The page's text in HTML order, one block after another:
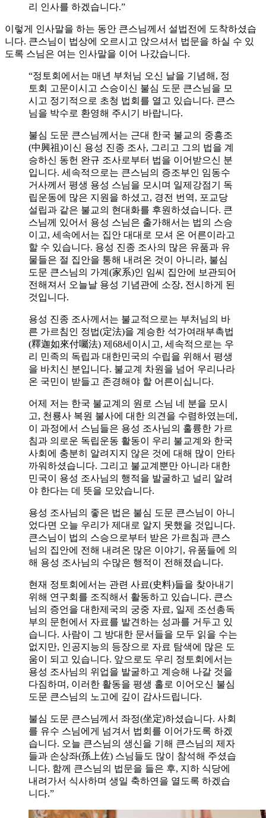
리 인사를 하겠습니다.”
이렇게 인사말을 하는 동안 큰스님께서 설법전에 도착하셨습
니다. 큰스님이 법상에 오르시고 앉으셔서 법문을 하실 수 있
도록 스님은 여는 인사말을 이어 나갔습니다.
“정토회에서는 매년 부처님 오신 날을 기념해, 정
토회 고문이시고 스승이신 불심 도문 큰스님을 모
시고 정기적으로 초청 법회를 열고 있습니다. 큰스
님을 박수로 환영해 주시기 바랍니다.
불심 도문 큰스님께서는 근대 한국 불교의 중흥조
(中興祖)이신 용성 진종 조사, 그리고 그의 법을 계
승하신 동헌 완규 조사로부터 법을 이어받으신 분
입니다. 세속적으로는 큰스님의 증조부인 임동수
거사께서 평생 용성 스님을 모시며 일제강점기 독
립운동에 많은 지원을 하셨고, 경전 번역, 포교당
설립과 같은 불교의 현대화를 후원하셨습니다. 큰
스님께 있어서 용성 스님은 출가해서는 법의 스승
이고, 세속에서는 집안 대대로 모셔 온 어른이라고
할 수 있습니다. 용성 진종 조사의 많은 유품과 유
물들은 절 집안을 통해 내려온 것이 아니라, 불심
도문 큰스님의 가계(家系)인 임씨 집안에 보관되어
전해져서 오늘날 용성 기념관에 소장, 전시하게 된
것입니다.
용성 진종 조사께서는 불교적으로는 부처님의 바
른 가르침인 정법(定法)을 계승한 석가여래부촉법
(釋迦如來付囑法) 제68세이시고, 세속적으로는 우
리 민족의 독립과 대한민국의 수립을 위해서 평생
을 바치신 분입니다. 불교계 차원을 넘어 우리나라
온 국민이 받들고 존경해야 할 어른이십니다.
어제 저는 한국 불교계의 원로 스님 네 분을 모시
고, 천룡사 복원 불사에 대한 의견을 수렴하였는데,
이 과정에서 스님들은 용성 조사님의 훌륭한 가르
침과 의로운 독립운동 활동이 우리 불교계와 한국
사회에 충분히 알려지지 않은 것에 대해 많이 안타
까워하셨습니다. 그리고 불교계뿐만 아니라 대한
민국이 용성 조사님의 행적을 발굴하고 널리 알려
야 한다는 데 뜻을 모았습니다.
용성 조사님의 좋은 법은 불심 도문 큰스님이 아니
었다면 오늘 우리가 제대로 알지 못했을 것입니다.
큰스님이 법의 스승으로부터 받은 가르침과 큰스
님의 집안에 전해 내려온 많은 이야기, 유품들에 의
해 용성 조사님의 수많은 행적이 전해졌습니다.
현재 정토회에서는 관련 사료(史料)들을 찾아내기
위해 연구회를 조직해서 활동하고 있습니다. 큰스
님의 증언을 대한제국의 궁중 자료, 일제 조선총독
부의 문헌에서 자료를 발견하는 성과를 거두고 있
습니다. 사람이 그 방대한 문서들을 모두 읽을 수는
없지만, 인공지능의 등장으로 자료 탐색에 많은 도
움이 되고 있습니다. 앞으로도 우리 정토회에서는
용성 조사님의 위업을 발굴하고 계승해 나갈 것을
다짐하며, 이러한 활동을 평생 홀로 이어오신 불심
도문 큰스님의 노고에 깊이 감사드립니다.
불심 도문 큰스님께서 좌정(坐定)하셨습니다. 사회
를 유수 스님에게 넘겨서 법회를 이어가도록 하겠
습니다. 오늘 큰스님의 생신을 기해 큰스님의 제자
들과 손상좌(孫上佐) 스님들도 많이 참석해 주셨습
니다. 함께 큰스님의 법문을 들은 후, 지하 식당에
내려가서 식사하며 생일 축하연을 열도록 하겠습
니다.”